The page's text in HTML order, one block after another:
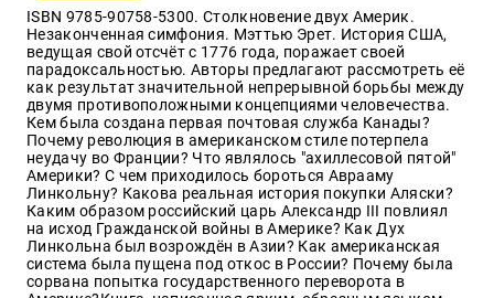
ISBN 9785-90758-5300. Столкновение двух Америк.
Незаконченная симфония. Мэттью Эрет. История США,
ведущая свой отсчёт с 1776 года, поражает своей
парадоксальностью. Авторы предлагают рассмотреть её
как результат значительной непрерывной борьбы между
двумя противоположными концепциями человечества.
Кем была создана первая почтовая служба Канады?
Почему революция в американском стиле потерпела
неудачу во Франции? Что являлось "ахиллесовой пятой"
Америки? С чем приходилось бороться Аврааму
Линкольну? Какова реальная история покупки Аляски?
Каким образом российский царь Александр III повлиял
на исход Гражданской войны в Америке? Как Дух
Линкольна был возрождён в Азии? Как американская
система была пущена под откос в России? Почему была
сорвана попытка государственного переворота в
Культура
и
Искусство
Поэзия
Кухня,
гастрономия,
кулинария
Оптовикам
Авторам